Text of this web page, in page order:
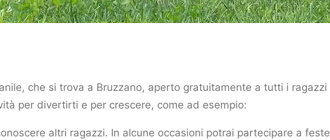
che si trova a Bruzzano, aperto gratuitamente a tutti i ragazzi
per divertirti e per crescere, come ad esempio:
altri ragazzi. In alcune occasioni potrai partecipare a feste